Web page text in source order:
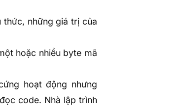
thức, những giá trị của
hoặc nhiều byte mã
hoạt động nhưng
code. Nhà lập trình